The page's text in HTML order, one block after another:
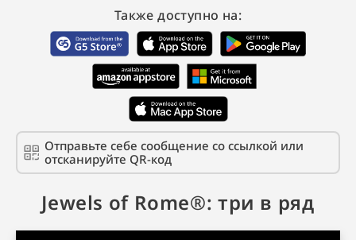
Также доступно на:
Отправьте себе сообщение со ссылкой или
отсканируйте QR-код
Jewels of Rome®: три в ряд